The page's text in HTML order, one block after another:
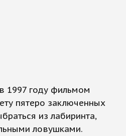
1997 году фильмом
пятеро заключенных
из лабиринта,
ловушками.